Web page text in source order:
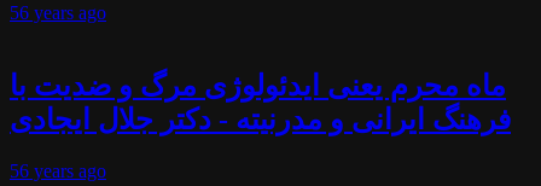
56 years ago
ماه محرم یعنی ایدئولوژی مرگ و ضدیت با
فرهنگ ایرانی و مدرنیته - دکتر جلال ایجادی
56 years ago